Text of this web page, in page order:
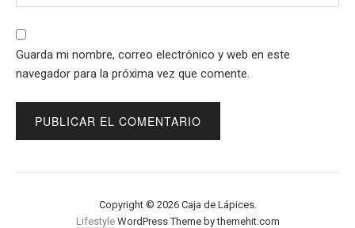
Guarda mi nombre, correo electrónico y web en este
navegador para la próxima vez que comente.
Copyright © 2026 Caja de Lápices.
LifestyleWordPress Theme by themehit.com